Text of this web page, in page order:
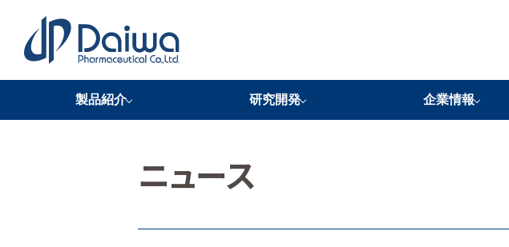
製品紹介
バイオブラン
NKCP
米ケフィラン
HSOP
研究開発
FSSC22000認証取得
研究機関ネットワーク
企業情報
当社の強み
企業理念
代表メッセージ
会社概要
事業所紹介
沿革
グループ企業・ネットワー
ニュース